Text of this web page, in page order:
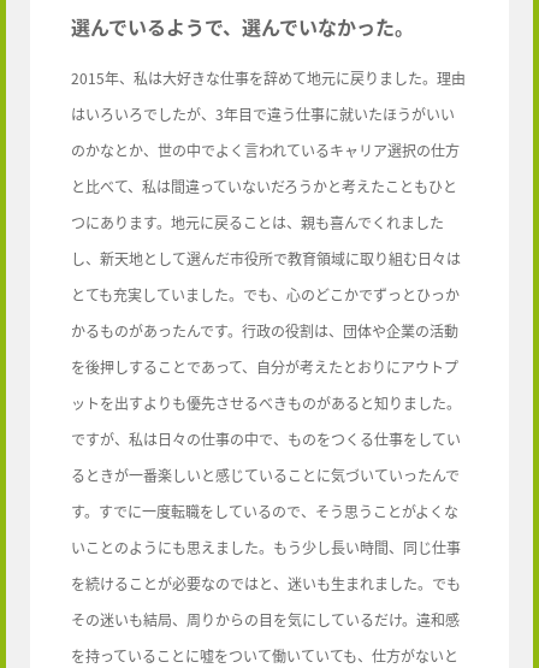
選んでいるようで、選んでいなかった。
2015年、私は大好きな仕事を辞めて地元に戻りました。理由
はいろいろでしたが、3年目で違う仕事に就いたほうがいい
のかなとか、世の中でよく言われているキャリア選択の仕方
と比べて、私は間違っていないだろうかと考えたこともひと
つにあります。地元に戻ることは、親も喜んでくれました
し、新天地として選んだ市役所で教育領域に取り組む日々は
とても充実していました。でも、心のどこかでずっとひっか
かるものがあったんです。行政の役割は、団体や企業の活動
を後押しすることであって、自分が考えたとおりにアウトプ
ットを出すよりも優先させるべきものがあると知りました。
ですが、私は日々の仕事の中で、ものをつくる仕事をしてい
るときが一番楽しいと感じていることに気づいていったんで
す。すでに一度転職をしているので、そう思うことがよくな
いことのようにも思えました。もう少し長い時間、同じ仕事
を続けることが必要なのではと、迷いも生まれました。でも
その迷いも結局、周りからの目を気にしているだけ。違和感
を持っていることに嘘をついて働いていても、仕方がないと